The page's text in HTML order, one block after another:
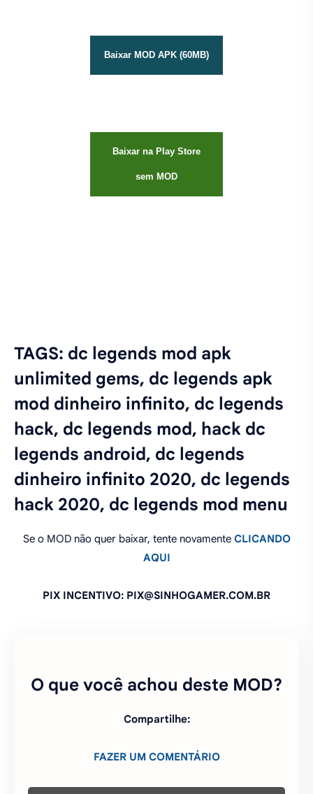
Baixar MOD APK (60MB)
Baixar na Play Store
sem MOD
TAGS: dc legends mod apk
unlimited gems, dc legends apk
mod dinheiro infinito, dc legends
hack, dc legends mod, hack dc
legends android, dc legends
dinheiro infinito 2020, dc legends
hack 2020, dc legends mod menu
Se o MOD não quer baixar, tente novamente CLICANDO
AQUI
PIX INCENTIVO: PIX@SINHOGAMER.COM.BR
O que você achou deste MOD?
Compartilhe:
FAZER UM COMENTÁRIO